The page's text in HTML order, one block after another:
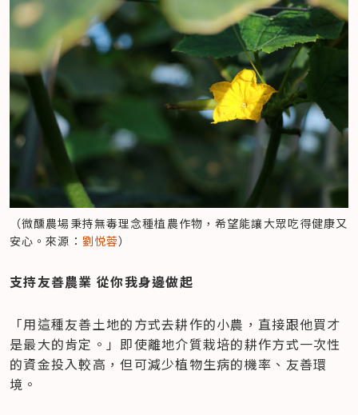
（微醺農場秉持無毒理念種植農作物，希望能讓大眾吃得健康又
安心。來源： 劉悦蓉）
支持友善農業 從你我身邊做起
「用這種友善土地的方式去耕作的小農，直接跟他買才
是最大的肯定。」即使離地介質栽培的耕作方式一次性
的資金投入較高，但可減少植物生病的機率、友善環
境。